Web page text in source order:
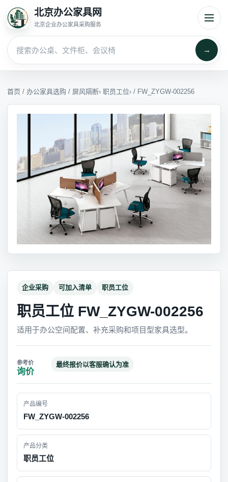
北京办公家具网
北京企业办公家具采购服务
→
首页 / 办公家具选购 / 屏风隔断› 职员工位› / FW_ZYGW-002256
企业采购 可加入清单 职员工位
职员工位 FW_ZYGW-002256
适用于办公空间配置、补充采购和项目型家具选型。
询价
最终报价以客服确认为准
产品编号
FW_ZYGW-002256
产品分类
职员工位